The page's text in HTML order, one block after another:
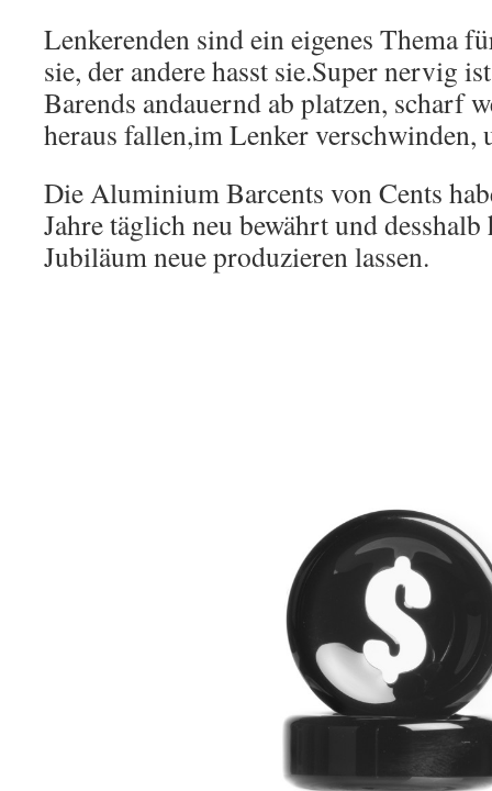
Lenkerenden sind ein eigenes Thema
sie, der andere hasst sie.Super nervig
Barends andauernd ab platzen, scharf
heraus fallen,im Lenker
Die Aluminium Barcents von Cents
Jahre täglich neu bewährt und
Jubiläum neue produzieren lassen.